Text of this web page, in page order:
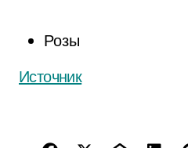
Розы
Источник